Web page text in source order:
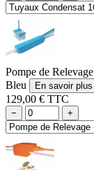
Pompe de
Bleu
En savoir plus
129,00 € TTC
− +